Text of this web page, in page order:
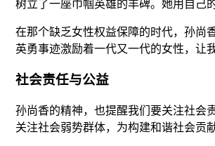
树立了一座巾帼英雄的丰碑。她用自己
在那个缺乏女性权益保障的时代，孙尚
英勇事迹激励着一代又一代的女性，让
社会责任与公益
孙尚香的精神，也提醒我们要关注社会
关注社会弱势群体，为构建和谐社会贡